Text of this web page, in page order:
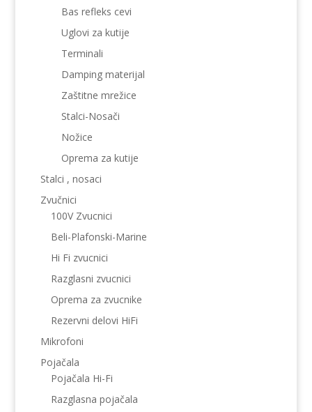
Bas refleks cevi
Uglovi za kutije
Terminali
Damping materijal
Zaštitne mrežice
Stalci-Nosači
Nožice
Oprema za kutije
Stalci , nosaci
Zvučnici
100V Zvucnici
Beli-Plafonski-Marine
Hi Fi zvucnici
Razglasni zvucnici
Oprema za zvucnike
Rezervni delovi HiFi
Mikrofoni
Pojačala
Pojačala Hi-Fi
Razglasna pojačala